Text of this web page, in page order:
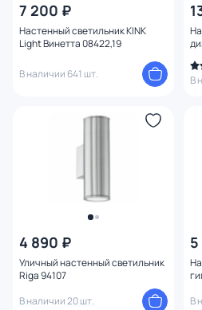
7 200 ₽
Настенный светильник KINK
Light Винетта 08422,19
В наличии 641 шт.
В
4 890 ₽
Уличный настенный светильник
Riga 94107
В наличии 20 шт.
В